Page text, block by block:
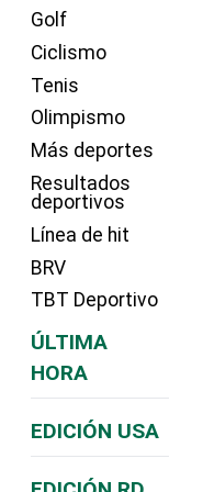
Golf
Ciclismo
Tenis
Olimpismo
Más deportes
Resultados
deportivos
Línea de hit
BRV
TBT Deportivo
ÚLTIMA
HORA
EDICIÓN USA